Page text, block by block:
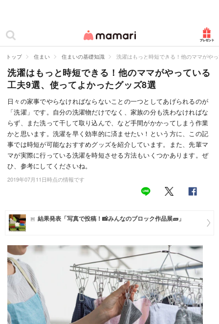
ママリ
カテゴリー一覧
妊娠
出産
赤ちゃん・育児
子育て・家族
病院
住まい
トレンド・イベント
トップ 住まい 住まいの基礎知識 洗濯はもっと時短できる！他のママがや
洗濯はもっと時短できる！他のママがやっている
工夫9選、使ってよかったグッズ8選
日々の家事でやらなければならないことの一つとしてあげられるのが
「洗濯」です。自分の洗濯物だけでなく、家族の分も洗わなければな
らず、また洗って干して取り込んで、など手間がかかってしまう作業
かと思います。洗濯を早く効率的に済ませたい！という方に、この記
事では時短が可能なおすすめグッズを紹介しています。また、先輩マ
マが実際に行っている洗濯を時短させる方法もいくつかあります。ぜ
ひ、参考にしてくださいね。
2019年07月11日時点の情報です
結果発表「写真で投稿！📸みんなのブロック作品展🧱」